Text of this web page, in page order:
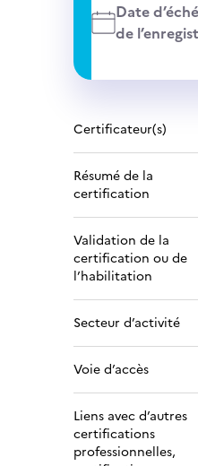
Date
de
Certificateur(s)
Résumé de la
certification
Validation de la
certification ou de
l’habilitation
Secteur d’activité
Voie d’accès
Liens avec d’autres
certifications
professionnelles,